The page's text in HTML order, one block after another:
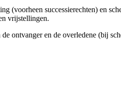
(voorheen successierechten) en
vrijstellingen.
ontvanger en de overledene (bij